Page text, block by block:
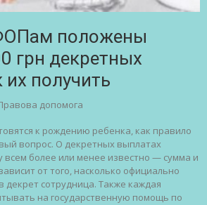
положены
грн декретных
получить
допомога
к рождению ребенка, как правило
вопрос. О декретных выплатах
более или менее известно — сумма и
от того, насколько официально
сотрудница. Также каждая
на государственную помощь по